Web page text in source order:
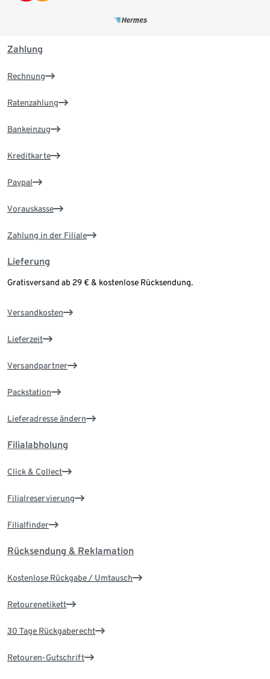
Zahlung
Rechnung
Ratenzahlung
Bankeinzug
Kreditkarte
Paypal
Vorauskasse
Zahlung in der Filiale
Lieferung
Gratisversand ab 29 € & kostenlose Rücksendung.
Versandkosten
Lieferzeit
Versandpartner
Packstation
Lieferadresse ändern
Filialabholung
Click & Collect
Filialreservierung
Filialfinder
Rücksendung & Reklamation
Kostenlose Rückgabe / Umtausch
Retourenetikett
30 Tage Rückgaberecht
Retouren-Gutschrift